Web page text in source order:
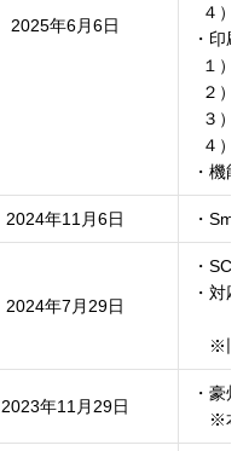
2025年6月6日
・印
2024年11月6日 ・
2024年7月29日
・SC-
・対
※旧
2023年11月29日
・豪